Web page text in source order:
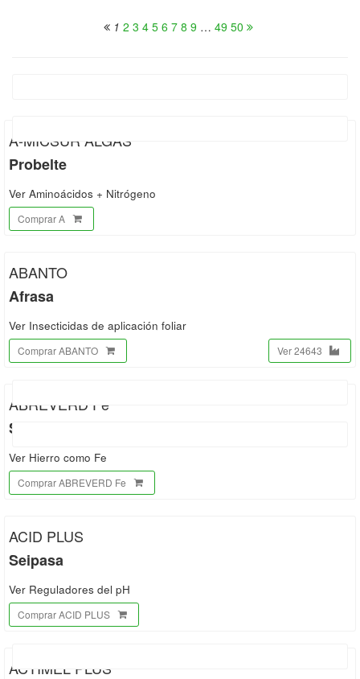
1 2 3 4 5 6 7 8 9 … 49 50
A-MICSUR ALGAS
Probelte
Ver Aminoácidos + Nitrógeno
Comprar A
ABANTO
Afrasa
Ver Insecticidas de aplicación foliar
Comprar ABANTO Ver 24643
ABREVERD Fe
Sapec
Ver Hierro como Fe
Comprar ABREVERD Fe
ACID PLUS
Seipasa
Ver Reguladores del pH
Comprar ACID PLUS
ACTIMEL PLUS